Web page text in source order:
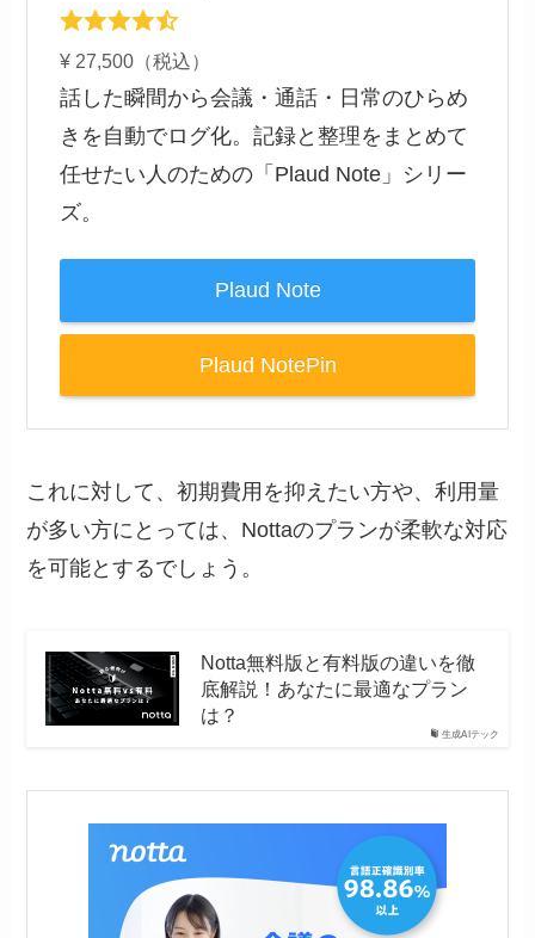
¥ 27,500（税込）
話した瞬間から会議・通話・日常のひらめ
きを自動でログ化。記録と整理をまとめて
任せたい人のための「Plaud Note」シリー
ズ。
Plaud Note
Plaud NotePin
これに対して、初期費用を抑えたい方や、利用量
が多い方にとっては、Nottaのプランが柔軟な対応
を可能とするでしょう。
生成AIテック
Notta無料版と有料版の違いを徹
底解説！あなたに最適なプラン
は？